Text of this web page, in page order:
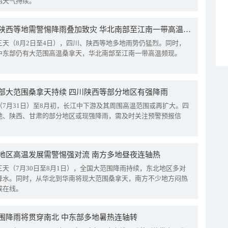
四川陕西等地需警惕降雨叠加致灾 华北南部至江南一带高温频现
天（8月2日至4日），四川、陕西等地多地雨势仍猛烈。同时，
东部仍有大范围高温桑拿天，华北南部至江南一带高温频现。
大范围桑拿天持续 四川陕西等部分地区有强降雨
7月31日）至8月初，长江中下游及其周围高温范围或再扩大。四
、陕西、甘肃的部分地区或现强降雨，需及时关注预警预报信
区高温发展需警惕强对流 南方多地昼夜连轴热
天（7月30日至8月1日），全国大范围降雨持续，东北地区多对
水。同时，从华北到华南将现大范围桑拿天，南方不少地方闷热
线。
降雨将贯穿南北 中东部多地暑热连轴转